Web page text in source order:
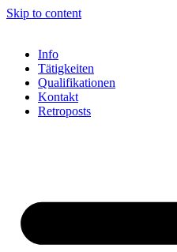
Skip to content
Info
Tätigkeiten
Qualifikationen
Kontakt
Retroposts